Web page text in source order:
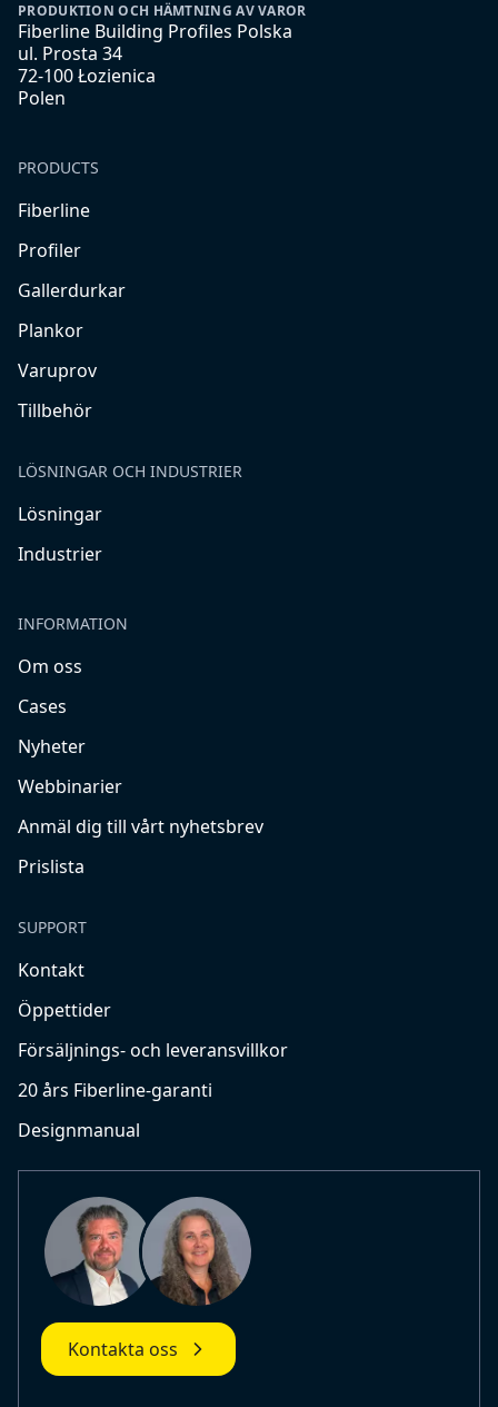
PRODUKTION OCH HÄMTNING AV VAROR
Fiberline Building Profiles Polska
ul. Prosta 34
72-100 Łozienica
Polen
PRODUCTS
Fiberline
Profiler
Gallerdurkar
Plankor
Varuprov
Tillbehör
LÖSNINGAR OCH INDUSTRIER
Lösningar
Industrier
INFORMATION
Om oss
Cases
Nyheter
Webbinarier
Anmäl dig till vårt nyhetsbrev
Prislista
SUPPORT
Kontakt
Öppettider
Försäljnings- och leveransvillkor
20 års Fiberline-garanti
Designmanual
Kontakta oss